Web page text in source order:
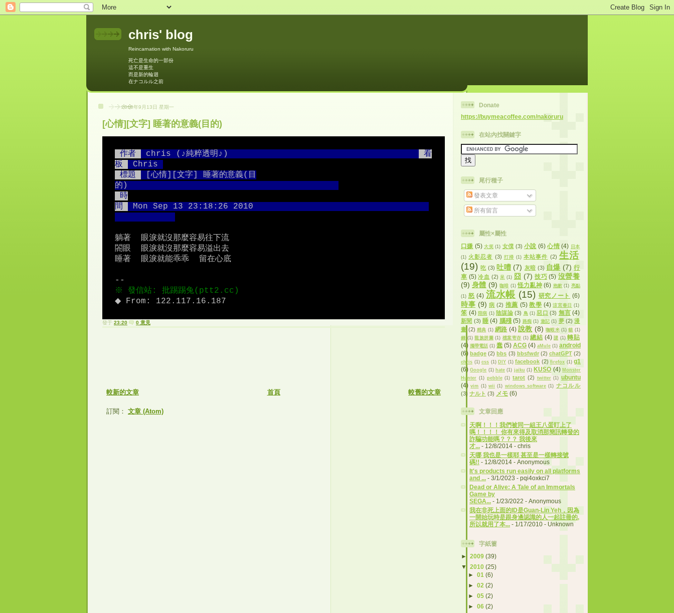
chris' blog
Reincarnation with Nakoruru
死亡是生命的一部份
這不是重生
而是新的輪迴
在ナコルル之前
2010年9月13日 星期一
[心情][文字] 睡著的意義(目的)
作者 chris (♪純粹透明♪)
看
板
Chris
標題
[心情][文字] 睡著的意義(目
的)
時
間
Mon Sep 13 23:18:26 2010
躺著  眼淚就沒那麼容易往下流
閤眼  眼淚就沒那麼容易溢出去
睡著  眼淚就能乖乖  留在心底
--
※ 發信站: 批踢踢兔(ptt2.cc)
◆ From: 122.117.16.187
發于 23:20 0 意見
較新的文章 較舊的文章
首頁
訂閱： 文章 (Atom)
Donate
https://buymeacoffee.com/nakoruru
在站內找關鍵字
尾行種子
發表文章
所有留言
屬性×屬性
口嫌 (5) 大笑 (1) 女僕 (3) 小說 (6) 心情 (4) 日本
(1) 火影忍者 (3) 打掃 (1) 本站事件 (2) 生活
(19) 吃 (3) 吐嘈 (7) 灰暗 (3) 自爆 (7) 行
車 (5) 冷血 (2) 呆 (1) 囧 (7) 技巧 (5) 沒營養
(9) 身體 (9) 咖啡 (1) 怪力亂神 (6) 抱歉 (1) 亮點
(1) 怒 (4) 流水帳 (15) 研究ノート (6)
時事 (9) 病 (2) 推薦 (5) 教學 (4) 涼宮春日 (1)
笨 (4) 陪病 (1) 陰謀論 (3) 鳥 (1) 惡口 (3) 無言 (4)
新聞 (3) 睡 (4) 腦殘 (5) 路痴 (1) 遊記 (1) 夢 (2) 漫
畫 (2) 精典 (1) 網路 (4) 說教 (8) 嘸蝦米 (1) 貓 (1)
錢 (1) 龍族拼圖 (1) 檔案寄存 (1) 總結 (4) 謎 (1) 轉貼
(4) 攜帶電話 (1) 蠢 (5) ACG (4) aMule (1) android
(6) badge (2) bbs (3) bbsfwdr (2) chatGPT (2)
chris (1) css (1) DIY (1) facebook (2) firefox (1) g1
(6) Google (1) hate (1) jaiku (1) KUSO (4) Monster
Hunter (1) pebble (1) tarot (2) twitter (1) ubuntu
(4) vim (1) wii (1) windows software (1) ナコルル
(3) ナルト (3) メモ (6)
文章回應
天啊！！！我們被同一組王八蛋盯上了
嗎！！！！ 你有來得及取消那簡訊轉發的
詐騙功能嗎？？？ 我後來
才... - 12/8/2014 - chris
天哪 我也是一樣耶 甚至是一樣轉接號
碼!! - 12/8/2014 - Anonymous
It's products run easily on all platforms
and ... - 3/1/2023 - pqi4oxkci7
Dead or Alive: A Tale of an Immortals
Game by
SEGA... - 1/23/2022 - Anonymous
我在非死上面的ID是Guan-Lin Yeh，因為
一開始玩時是跟身邊認識的人一起註冊的,
所以就用了本... - 1/17/2010 - Unknown
字紙簍
► 2009 (39)
▼ 2010 (25)
►01(6)
►02(2)
►05(2)
►06(2)